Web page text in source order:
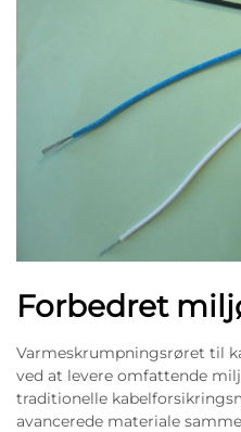
Forbedret
Varmeskrumpningsrøret til
ved at levere omfattende
traditionelle
avancerede materiale